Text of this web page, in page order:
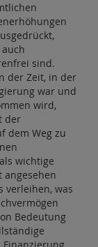
sind.
der Zeit, in der
war und
wird,
der
dem Weg zu
wichtige
angesehen
verleihen, was
Bedeutung